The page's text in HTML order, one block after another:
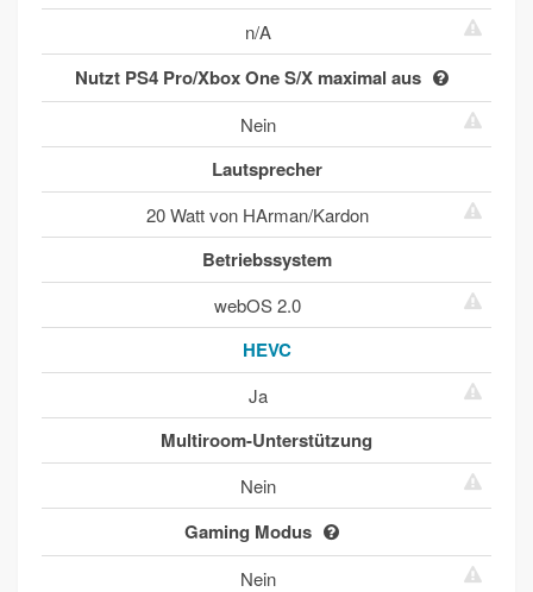
n/A
Nutzt PS4 Pro/Xbox One S/X maximal aus
Nein
Lautsprecher
20 Watt von HArman/Kardon
Betriebssystem
webOS 2.0
HEVC
Ja
Multiroom-Unterstützung
Nein
Gaming Modus
Nein